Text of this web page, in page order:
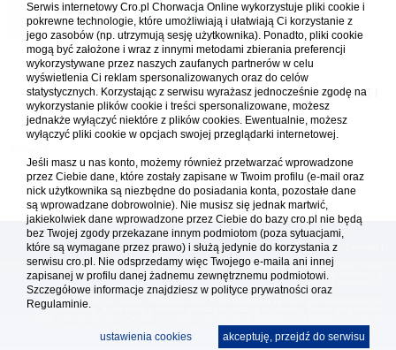
żeglowanie,
nurkowanie, wędkowanie...
Forum Chorwacja Online - Cro.pl
Usuń ciasteczka• Strefa czasowa: UTC + 1 (Polska - czas zimowy) [ DST
[reklama ] [
Platforma cro.pl© Chorwacja online™ wykorzystuje cookies do prawidłowego działania, te pliki
gromadzą na Twoim komputerze dane ułatwiające korzystanie z serwisu; więcej informacji w
Redakcja platformy cro.pl© Chorwacja online™ nie odpowiada za treści zamieszczone przez
użytkowników. Korzystanie z serwisu oznacza akceptację regulaminu. Serwis ma charakter
się organizacją imprez turystycznych oraz nie odpowiada za treść zamieszczonych reklam.
Serwis internetowy Cro.pl Chorwacja Online wykorzystuje pliki cookie i
pokrewne technologie, które umożliwiają i ułatwiają Ci korzystanie z
jego zasobów (np. utrzymują sesję użytkownika). Ponadto, pliki cookie
mogą być założone i wraz z innymi metodami zbierania preferencji
wykorzystywane przez naszych zaufanych partnerów w celu
wyświetlenia Ci reklam spersonalizowanych oraz do celów
statystycznych. Korzystając z serwisu wyrażasz jednocześnie zgodę na
wykorzystanie plików cookie i treści spersonalizowane, możesz
jednakże wyłączyć niektóre z plików cookies. Ewentualnie, możesz
wyłączyć pliki cookie w opcjach swojej przeglądarki internetowej.
Jeśli masz u nas konto, możemy również przetwarzać wprowadzone
przez Ciebie dane, które zostały zapisane w Twoim profilu (e-mail oraz
nick użytkownika są niezbędne do posiadania konta, pozostałe dane
są wprowadzane dobrowolnie). Nie musisz się jednak martwić,
jakiekolwiek dane wprowadzone przez Ciebie do bazy cro.pl nie będą
bez Twojej zgody przekazane innym podmiotom (poza sytuacjami,
które są wymagane przez prawo) i służą jedynie do korzystania z
serwisu cro.pl. Nie odsprzedamy więc Twojego e-maila ani innej
zapisanej w profilu danej żadnemu zewnętrznemu podmiotowi.
Szczegółowe informacje znajdziesz w polityce prywatności oraz
Regulaminie.
akceptuję, przejdź do serwisu
ustawienia cookies